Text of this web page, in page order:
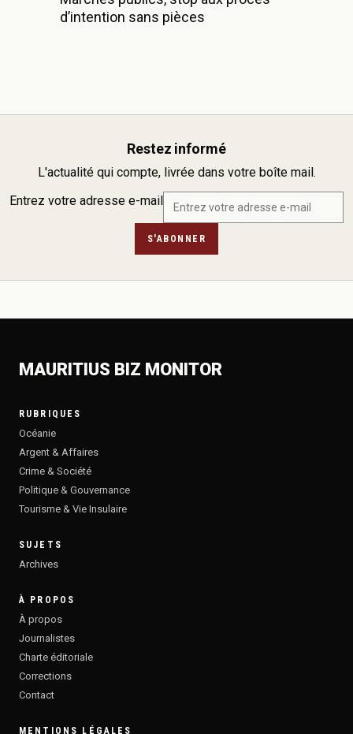
d’intention sans pièces
Restez informé
L'actualité qui compte, livrée dans votre boîte mail.
Entrez votre adresse e-mail
S'ABONNER
MAURITIUS BIZ MONITOR
RUBRIQUES
Océanie
Argent & Affaires
Crime & Société
Politique & Gouvernance
Tourisme & Vie Insulaire
SUJETS
Archives
À PROPOS
À propos
Journalistes
Charte éditoriale
Corrections
Contact
MENTIONS LÉGALES